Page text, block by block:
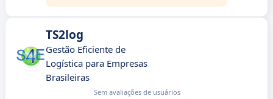
TS2log
Gestão Eficiente de
Logística para Empresas
Brasileiras
Sem avaliações de usuários